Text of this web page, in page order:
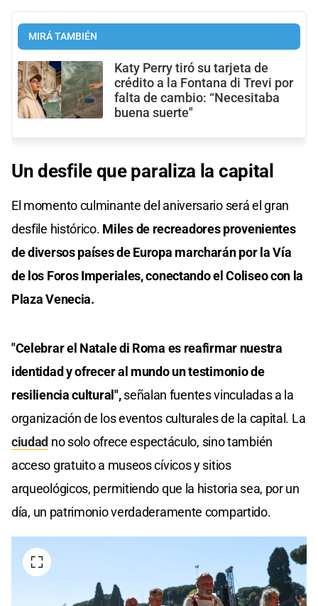
MIRÁ TAMBIÉN
Katy Perry tiró su tarjeta de
crédito a la Fontana di Trevi por
falta de cambio: “Necesitaba
buena suerte"
Un desfile que paraliza la capital
El momento culminante del aniversario será el gran
desfile histórico. Miles de recreadores provenientes
de diversos países de Europa marcharán por la Vía
de los Foros Imperiales, conectando el Coliseo con la
Plaza Venecia.
"Celebrar el Natale di Roma es reafirmar nuestra
identidad y ofrecer al mundo un testimonio de
resiliencia cultural",señalan fuentes vinculadas a la
organización de los eventos culturales de la capital. La
ciudad no solo ofrece espectáculo, sino también
acceso gratuito a museos cívicos y sitios
arqueológicos, permitiendo que la historia sea, por un
día, un patrimonio verdaderamente compartido.